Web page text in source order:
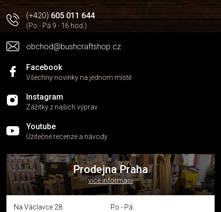
(+420)605 011 644
(Po - Pá 9 - 16 hod.)
obchod@bushcraftshop.cz
Facebook
Všechny novinky na jednom místě
Instagram
Zážitky z našich výprav
Youtube
Užitečné recenze a návody
Prodejna Praha
více informací
Na Václavce 28
Po - Pá: